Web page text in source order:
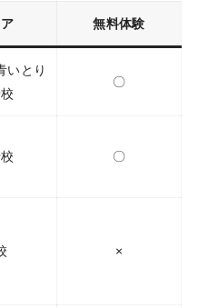
無料体験
いとり
〇
〇
×